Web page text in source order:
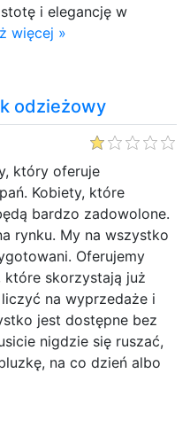
i elegancję w
więcej »
odzieżowy
który oferuje
Kobiety, które
bardzo zadowolone.
rynku. My na wszystko
Oferujemy
które skorzystają już
na wyprzedaże i
jest dostępne bez
nigdzie się ruszać,
na co dzień albo